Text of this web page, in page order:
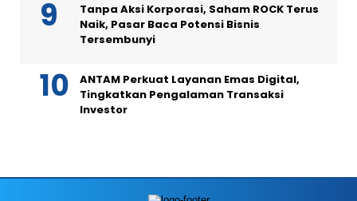
Tanpa Aksi Korporasi, Saham ROCK Terus
Naik, Pasar Baca Potensi Bisnis
Tersembunyi
ANTAM Perkuat Layanan Emas Digital,
Tingkatkan Pengalaman Transaksi
Investor